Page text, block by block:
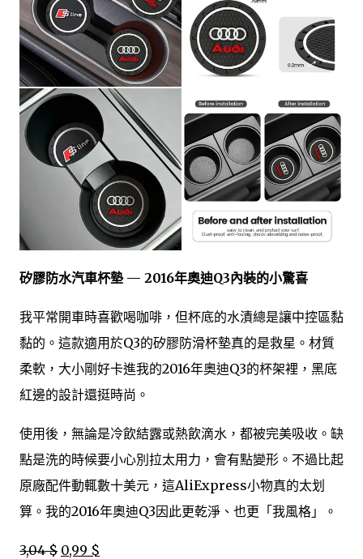
矽膠防水汽車杯墊 — 2016年奧迪Q3內裝的小驚喜
我平常開車時喜歡喝咖啡，但杯底的水漬總是讓中控區黏
黏的。這款適用於Q3的矽膠防滑杯墊真的是救星。材質
柔軟，大小剛好卡進我的2016年奧迪Q3的杯架裡，黑底
紅邊的設計還挺時尚。
使用後，無論是冷飲結露或熱飲滴水，都被完美吸收。缺
點是洗的時候要小心別拉太用力，會有點變形。不過比起
原廠配件動輒數十美元，這AliExpress小物真的太划
算。我的2016年奧迪Q3因此更乾淨、也更「我風格」。
3,04 $ 0,99 $